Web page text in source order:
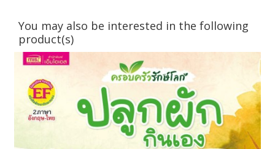
You may also be interested in the following
product(s)